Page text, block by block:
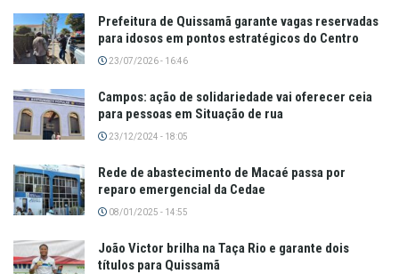
Prefeitura de Quissamã garante vagas reservadas
para idosos em pontos estratégicos do Centro
23/07/2026 - 16:46
Campos: ação de solidariedade vai oferecer ceia
para pessoas em Situação de rua
23/12/2024 - 18:05
Rede de abastecimento de Macaé passa por
reparo emergencial da Cedae
08/01/2025 - 14:55
João Victor brilha na Taça Rio e garante dois
títulos para Quissamã